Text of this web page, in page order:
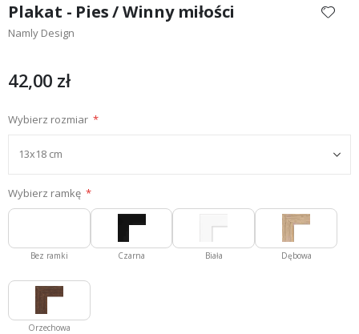
początek
galerii
Plakat - Pies / Winny miłości
Namly Design
42,00 zł
Wybierz rozmiar
Wybierz ramkę
Bez ramki Czarna Biała Dębowa
Orzechowa